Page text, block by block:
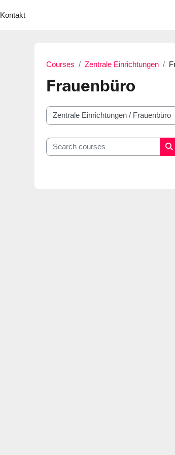
Kontakt
Courses
Zentrale Einrichtungen
Frauenbüro
Course categories
Search courses